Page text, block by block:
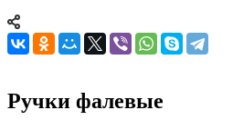
Ручки фалевые